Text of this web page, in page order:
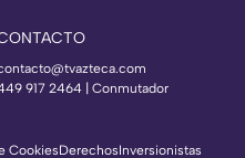
917 2464 | Conmutador
CookiesDerechosInversionistas